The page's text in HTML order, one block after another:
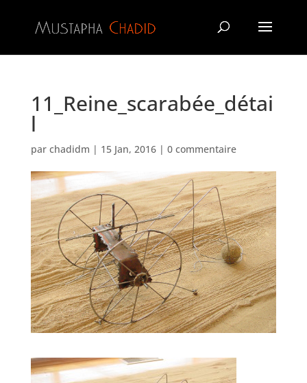
11_Reine_scarabée_détai
l
par chadidm | 15 Jan, 2016| 0 commentaire